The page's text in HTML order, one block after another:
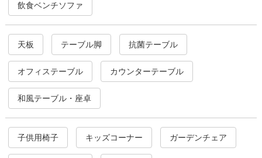
飲食ベンチソファ
天板 テーブル脚 抗菌テーブル
オフィステーブル カウンターテーブル
和風テーブル・座卓
子供用椅子 キッズコーナー ガーデンチェア